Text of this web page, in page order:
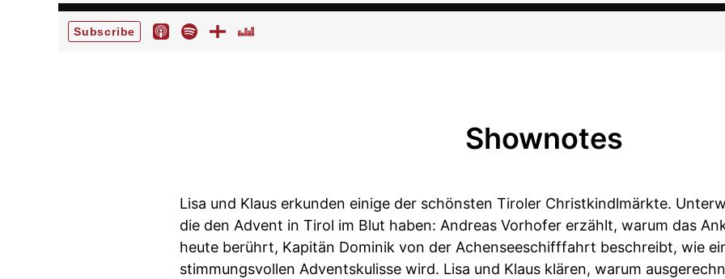
Subscribe
Shownotes
Lisa und Klaus erkunden einige der schönsten Tiroler Christkindlmärkte.
die den Advent in Tirol im Blut haben: Andreas Vorhofer erzählt, warum das
heute berührt, Kapitän Dominik von der Achenseeschifffahrt beschreibt, wie
stimmungsvollen Adventskulisse wird. Lisa und Klaus klären, warum